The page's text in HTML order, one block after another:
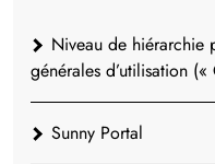
Niveau de hiérarchie
générales d’utilisation («
Sunny Portal